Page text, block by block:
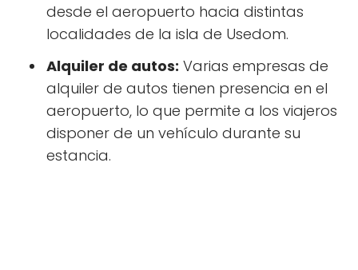
desde el aeropuerto hacia distintas
localidades de la isla de Usedom.
Alquiler de autos: Varias empresas de
alquiler de autos tienen presencia en el
aeropuerto, lo que permite a los viajeros
disponer de un vehículo durante su
estancia.